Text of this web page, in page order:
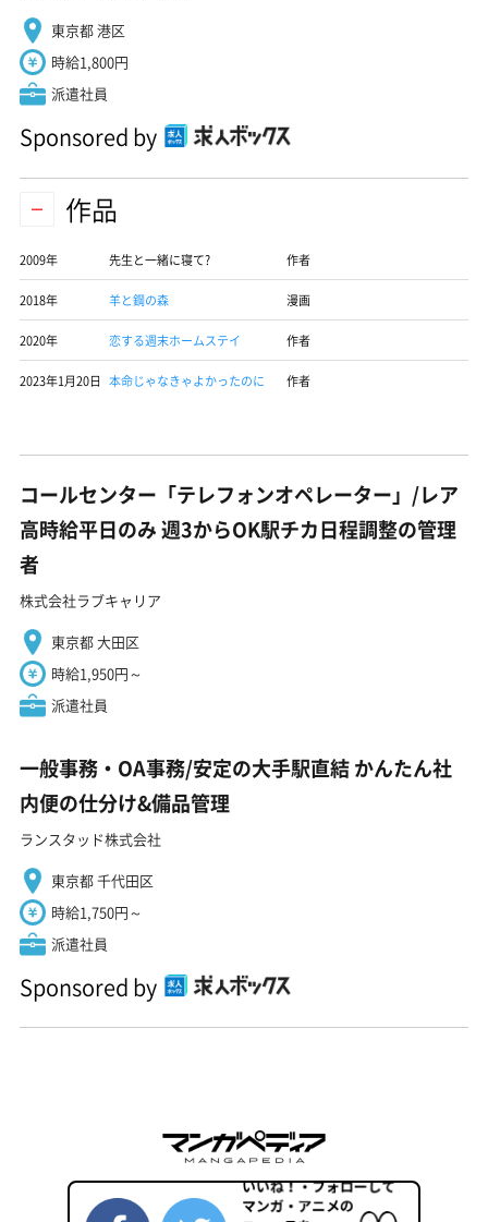
東京都 港区
時給1,800円
派遣社員
Sponsored by
作品
2009年 先生と一緒に寝て? 作者
2018年 羊と鋼の森 漫画
2020年 恋する週末ホームステイ 作者
2023年1月20日 本命じゃなきゃよかったのに 作者
コールセンター「テレフォンオペレーター」/レア
高時給平日のみ 週3からOK駅チカ日程調整の管理
者
株式会社ラブキャリア
東京都 大田区
時給1,950円～
派遣社員
一般事務・OA事務/安定の大手駅直結 かんたん社
内便の仕分け&備品管理
ランスタッド株式会社
東京都 千代田区
時給1,750円～
派遣社員
Sponsored by